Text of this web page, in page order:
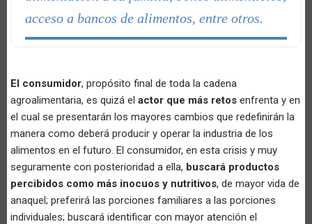
acceso a bancos de alimentos, entre otros.
El consumidor, propósito final de toda la cadena
agroalimentaria, es quizá el actor que más retos enfrenta y en
el cual se presentarán los mayores cambios que redefinirán la
manera como deberá producir y operar la industria de los
alimentos en el futuro. El consumidor, en esta crisis y muy
seguramente con posterioridad a ella, buscará productos
percibidos como más inocuos y nutritivos, de mayor vida de
anaquel; preferirá las porciones familiares a las porciones
individuales; buscará identificar con mayor atención el